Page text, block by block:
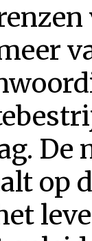
De
op